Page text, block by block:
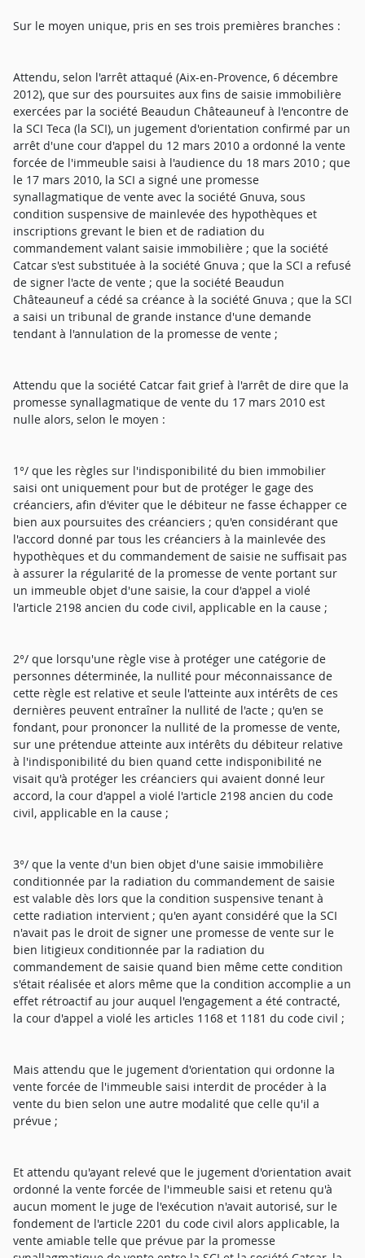
Sur le moyen unique, pris en ses trois premières branches :
Attendu, selon l'arrêt attaqué (Aix-en-Provence, 6 décembre
2012), que sur des poursuites aux fins de saisie immobilière
exercées par la société Beaudun Châteauneuf à l'encontre de
la SCI Teca (la SCI), un jugement d'orientation confirmé par un
arrêt d'une cour d'appel du 12 mars 2010 a ordonné la vente
forcée de l'immeuble saisi à l'audience du 18 mars 2010 ; que
le 17 mars 2010, la SCI a signé une promesse
synallagmatique de vente avec la société Gnuva, sous
condition suspensive de mainlevée des hypothèques et
inscriptions grevant le bien et de radiation du
commandement valant saisie immobilière ; que la société
Catcar s'est substituée à la société Gnuva ; que la SCI a refusé
de signer l'acte de vente ; que la société Beaudun
Châteauneuf a cédé sa créance à la société Gnuva ; que la SCI
a saisi un tribunal de grande instance d'une demande
tendant à l'annulation de la promesse de vente ;
Attendu que la société Catcar fait grief à l'arrêt de dire que la
promesse synallagmatique de vente du 17 mars 2010 est
nulle alors, selon le moyen :
1°/ que les règles sur l'indisponibilité du bien immobilier
saisi ont uniquement pour but de protéger le gage des
créanciers, afin d'éviter que le débiteur ne fasse échapper ce
bien aux poursuites des créanciers ; qu'en considérant que
l'accord donné par tous les créanciers à la mainlevée des
hypothèques et du commandement de saisie ne suffisait pas
à assurer la régularité de la promesse de vente portant sur
un immeuble objet d'une saisie, la cour d'appel a violé
l'article 2198 ancien du code civil, applicable en la cause ;
2°/ que lorsqu'une règle vise à protéger une catégorie de
personnes déterminée, la nullité pour méconnaissance de
cette règle est relative et seule l'atteinte aux intérêts de ces
dernières peuvent entraîner la nullité de l'acte ; qu'en se
fondant, pour prononcer la nullité de la promesse de vente,
sur une prétendue atteinte aux intérêts du débiteur relative
à l'indisponibilité du bien quand cette indisponibilité ne
visait qu'à protéger les créanciers qui avaient donné leur
accord, la cour d'appel a violé l'article 2198 ancien du code
civil, applicable en la cause ;
3°/ que la vente d'un bien objet d'une saisie immobilière
conditionnée par la radiation du commandement de saisie
est valable dès lors que la condition suspensive tenant à
cette radiation intervient ; qu'en ayant considéré que la SCI
n'avait pas le droit de signer une promesse de vente sur le
bien litigieux conditionnée par la radiation du
commandement de saisie quand bien même cette condition
s'était réalisée et alors même que la condition accomplie a un
effet rétroactif au jour auquel l'engagement a été contracté,
la cour d'appel a violé les articles 1168 et 1181 du code civil ;
Mais attendu que le jugement d'orientation qui ordonne la
vente forcée de l'immeuble saisi interdit de procéder à la
vente du bien selon une autre modalité que celle qu'il a
prévue ;
Et attendu qu'ayant relevé que le jugement d'orientation avait
ordonné la vente forcée de l'immeuble saisi et retenu qu'à
aucun moment le juge de l'exécution n'avait autorisé, sur le
fondement de l'article 2201 du code civil alors applicable, la
vente amiable telle que prévue par la promesse